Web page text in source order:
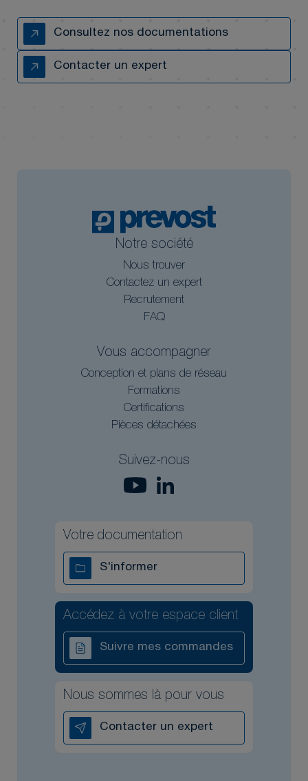
Consultez nos documentations
Contacter un expert
Notre société
Nous trouver
Contactez un expert
Recrutement
FAQ
Vous accompagner
Conception et plans de réseau
Formations
Certifications
Pièces détachées
Suivez-nous
Votre documentation
S'informer
Accédez à votre espace client
Suivre mes commandes
Nous sommes là pour vous
Contacter un expert